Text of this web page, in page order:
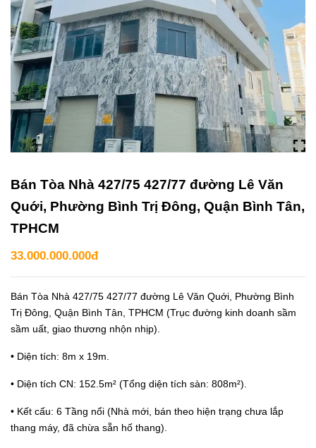
Bán Tòa Nhà 427/75 427/77 đường Lê Văn
Quới, Phường Bình Trị Đông, Quận Bình Tân,
TPHCM
33.000.000.000đ
Bán Tòa Nhà 427/75 427/77 đường Lê Văn Quới, Phường Bình
Trị Đông, Quận Bình Tân, TPHCM (Trục đường kinh doanh sầm
sầm uất, giao thương nhộn nhịp).
• Diện tích: 8m x 19m.
• Diện tích CN: 152.5m² (Tổng diện tích sàn: 808m²).
• Kết cấu: 6 Tầng nổi (Nhà mới, bán theo hiện trạng chưa lắp
thang máy, đã chừa sẵn hố thang).